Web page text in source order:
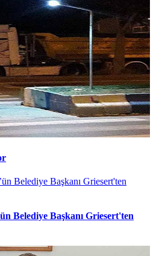
Belediye Başkanı Griesert'ten